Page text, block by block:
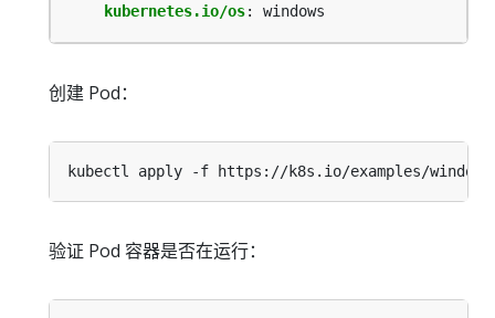
kubernetes.io/os: windows
创建 Pod：
验证 Pod 容器是否在运行：